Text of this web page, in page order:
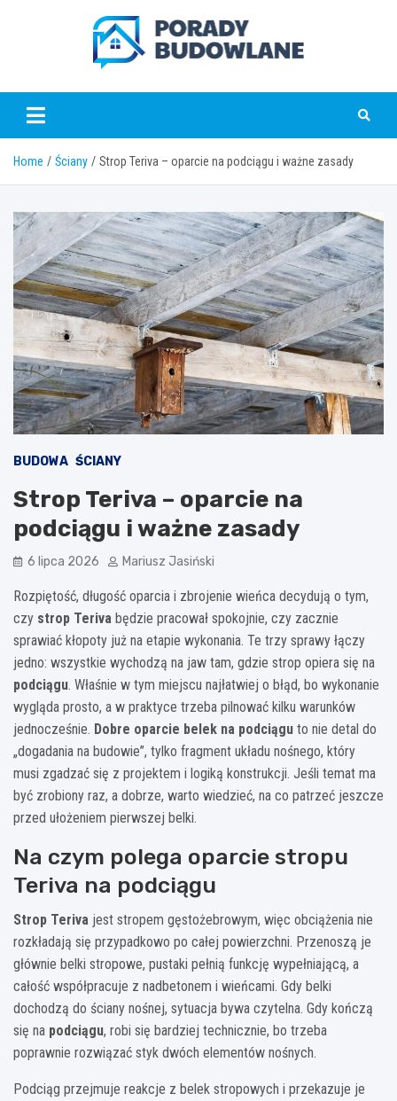
poradybudowlane.pl
Home Ściany Strop Teriva – oparcie na podciągu i ważne zasady
BUDOWA ŚCIANY
Strop Teriva – oparcie na
podciągu i ważne zasady
6 lipca 2026 Mariusz Jasiński
Rozpiętość, długość oparcia i zbrojenie wieńca decydują o tym,
czy strop Teriva będzie pracował spokojnie, czy zacznie
sprawiać kłopoty już na etapie wykonania. Te trzy sprawy łączy
jedno: wszystkie wychodzą na jaw tam, gdzie strop opiera się na
podciągu. Właśnie w tym miejscu najłatwiej o błąd, bo wykonanie
wygląda prosto, a w praktyce trzeba pilnować kilku warunków
jednocześnie. Dobre oparcie belek na podciągu to nie detal do
„dogadania na budowie”, tylko fragment układu nośnego, który
musi zgadzać się z projektem i logiką konstrukcji. Jeśli temat ma
być zrobiony raz, a dobrze, warto wiedzieć, na co patrzeć jeszcze
przed ułożeniem pierwszej belki.
Na czym polega oparcie stropu
Teriva na podciągu
Strop Teriva jest stropem gęstożebrowym, więc obciążenia nie
rozkładają się przypadkowo po całej powierzchni. Przenoszą je
głównie belki stropowe, pustaki pełnią funkcję wypełniającą, a
całość współpracuje z nadbetonem i wieńcami. Gdy belki
dochodzą do ściany nośnej, sytuacja bywa czytelna. Gdy kończą
się na podciągu, robi się bardziej technicznie, bo trzeba
poprawnie rozwiązać styk dwóch elementów nośnych.
Podciąg przejmuje reakcje z belek stropowych i przekazuje je